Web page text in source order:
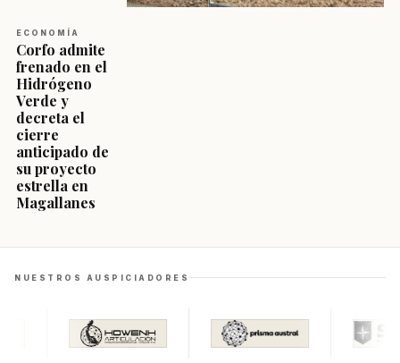
ECONOMÍA
Corfo admite
frenado en el
Hidrógeno
Verde y
decreta el
cierre
anticipado de
su proyecto
estrella en
Magallanes
NUESTROS AUSPICIADORES